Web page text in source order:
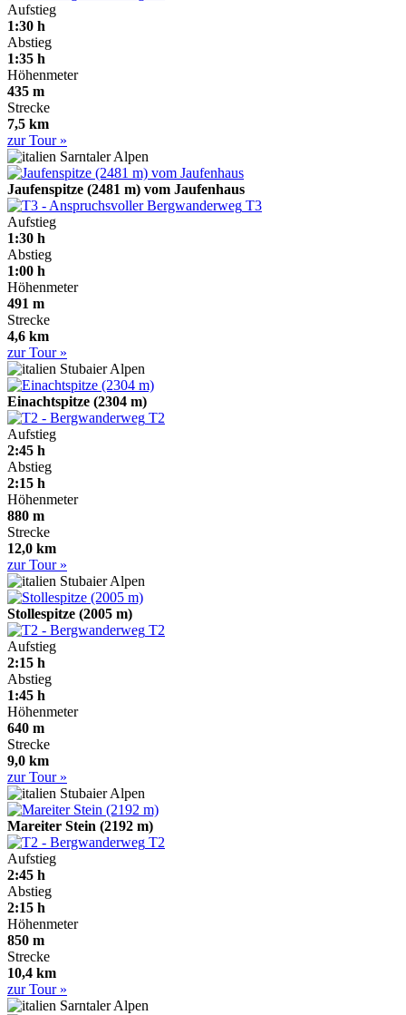
Aufstieg
1:30 h
Abstieg
1:35 h
Höhenmeter
435 m
Strecke
7,5 km
zur Tour »
Sarntaler Alpen
Jaufenspitze (2481 m) vom Jaufenhaus
T3
Aufstieg
1:30 h
Abstieg
1:00 h
Höhenmeter
491 m
Strecke
4,6 km
zur Tour »
Stubaier Alpen
Einachtspitze (2304 m)
T2
Aufstieg
2:45 h
Abstieg
2:15 h
Höhenmeter
880 m
Strecke
12,0 km
zur Tour »
Stubaier Alpen
Stollespitze (2005 m)
T2
Aufstieg
2:15 h
Abstieg
1:45 h
Höhenmeter
640 m
Strecke
9,0 km
zur Tour »
Stubaier Alpen
Mareiter Stein (2192 m)
T2
Aufstieg
2:45 h
Abstieg
2:15 h
Höhenmeter
850 m
Strecke
10,4 km
zur Tour »
Sarntaler Alpen